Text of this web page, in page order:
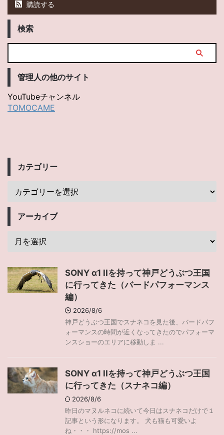
購読する
検索
管理人の他のサイト
YouTubeチャンネル
TOMOCAME
カテゴリー
アーカイブ
SONY α1 IIを持って神戸どうぶつ王国
に行ってきた（バードパフォーマンス
編）
2026/8/6
神戸どうぶつ王国でスナネコを見た後、バードパフ
ォーマンスの時間が近くなってきたのでパフォーマ
ンスショーのエリアに移動しま ...
SONY α1 IIを持って神戸どうぶつ王国
に行ってきた（スナネコ編）
2026/8/6
昨日のマヌルネコに続いて今日はスナネコだけで１
記事という形になります。 犬も猫も可愛いよ
ね・・・ https://mos ...